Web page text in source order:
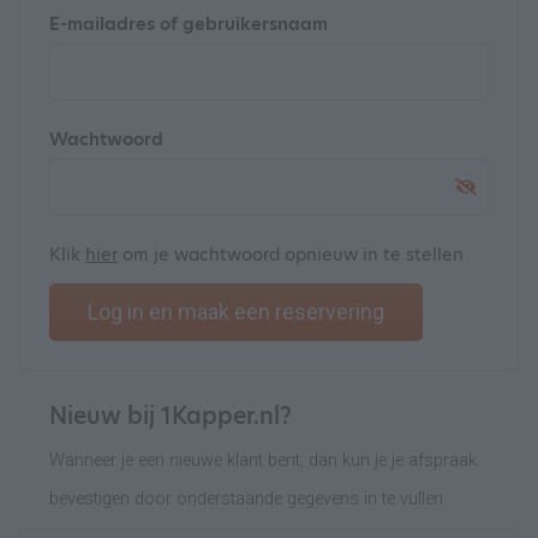
E-mailadres of gebruikersnaam
Wachtwoord
Klik hier om je wachtwoord opnieuw in te stellen
Log in en maak een reservering
Nieuw bij 1Kapper.nl?
Wanneer je een nieuwe klant bent, dan kun je je afspraak
bevestigen door onderstaande gegevens in te vullen